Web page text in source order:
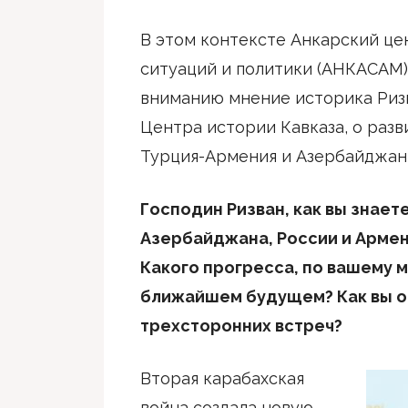
В этом контексте Анкарский
ситуаций и политики
вниманию мнение историка
Центра истории Кавказа, о
Турция-Армения и
Господин Ризван, как вы
Азербайджана, России и
Какого прогресса, по вашему
ближайшем будущем? Как вы
трехсторонних встреч?
Вторая карабахская